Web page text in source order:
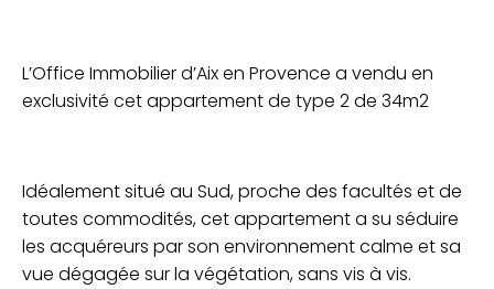
L’Office Immobilier d’Aix en Provence a vendu en
exclusivité cet appartement de type 2 de 34m2
Idéalement situé au Sud, proche des facultés et de
toutes commodités, cet appartement a su séduire
les acquéreurs par son environnement calme et sa
vue dégagée sur la végétation, sans vis à vis.